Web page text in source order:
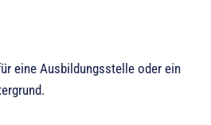
eine Ausbildungsstelle oder ein